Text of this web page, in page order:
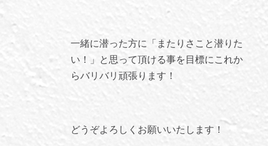
一緒に潜った方に「またりさこと潜りた
い！」と思って頂ける事を目標にこれか
らバリバリ頑張ります！
どうぞよろしくお願いいたします！